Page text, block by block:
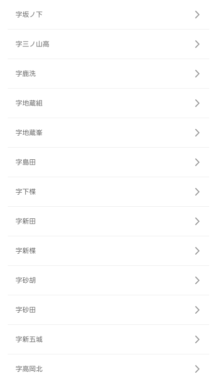
字坂ノ下
字三ノ山高
字鹿洗
字地蔵組
字地蔵峯
字島田
字下楪
字新田
字新楪
字砂胡
字砂田
字新五城
字高岡北